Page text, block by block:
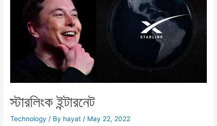
স্টারলিংক ইন্টারনেট
Technology / By hayat / May 22, 2022